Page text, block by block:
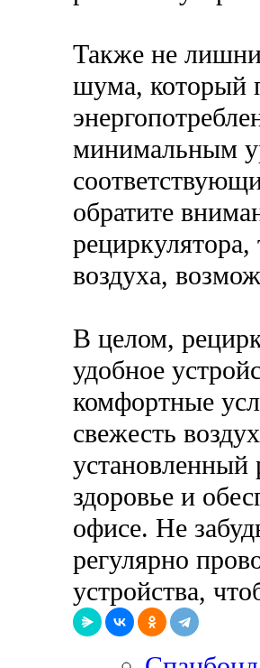
Также не
шума, который
минимальным
обратите
рециркулятора,
воздуха,
В целом,
удобное
комфортные
свежесть
здоровье и
офисе. Не
регулярно
устройства,